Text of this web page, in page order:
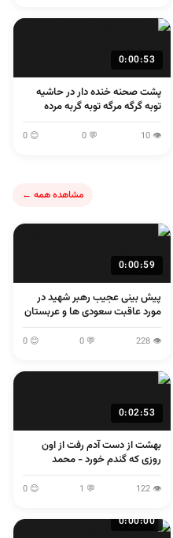
0:00:53
پشت صحنه خنده دار در حاشیه
توبه گرگه مرگه توبه گربه مرده
👁 10
💬 0
😊 0
مشاهده همه ←
0:00:59
پیش بینی عجیب رهبر شهید در
مورد عاقبت سعودی ها و عربستان
👁 228
💬 0
😊 0
0:02:53
بهشت از دست آدم رفت از اون
روزی که گندم خورد - محمد
👁 122
💬 1
😊 0
0:00:00